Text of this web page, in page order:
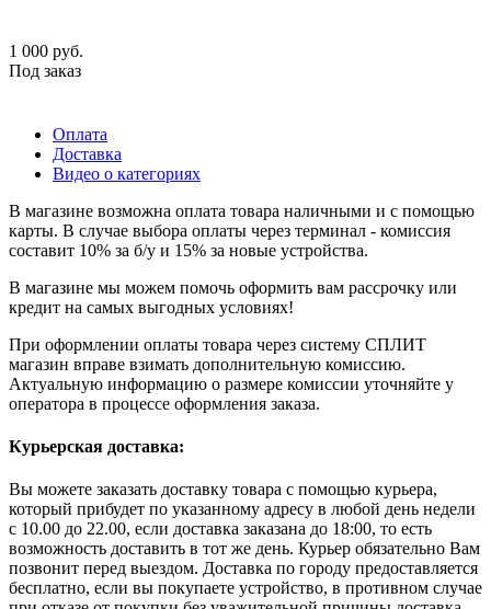
1 000 руб.
Под заказ
Оплата
Доставка
Видео о категориях
В магазине возможна оплата товара наличными и с помощью
карты. В случае выбора оплаты через терминал - комиссия
составит 10% за б/у и 15% за новые устройства.
В магазине мы можем помочь оформить вам рассрочку или
кредит на самых выгодных условиях!
При оформлении оплаты товара через систему СПЛИТ
магазин вправе взимать дополнительную комиссию.
Актуальную информацию о размере комиссии уточняйте у
оператора в процессе оформления заказа.
Курьерская доставка:
Вы можете заказать доставку товара с помощью курьера,
который прибудет по указанному адресу в любой день недели
с 10.00 до 22.00, если доставка заказана до 18:00, то есть
возможность доставить в тот же день. Курьер обязательно Вам
позвонит перед выездом. Доставка по городу предоставляется
бесплатно, если вы покупаете устройство, в противном случае